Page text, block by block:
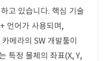
고 있습니다. 핵심 기술
언어가 사용되며,
메라의 SW 개발툴이
특정 물체의 좌표(X, Y,